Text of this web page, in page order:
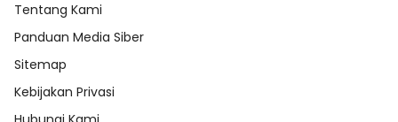
Tentang Kami
Panduan Media Siber
Sitemap
Kebijakan Privasi